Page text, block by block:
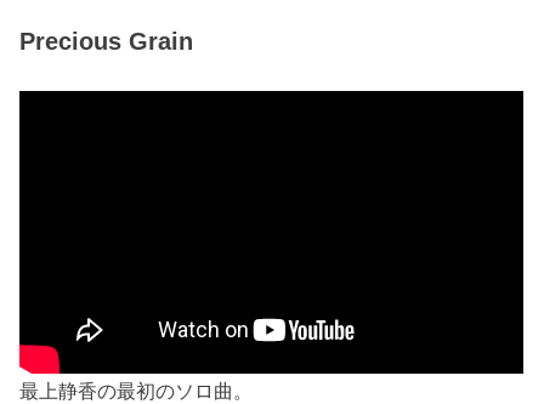
Precious Grain
最上静香の最初のソロ曲。